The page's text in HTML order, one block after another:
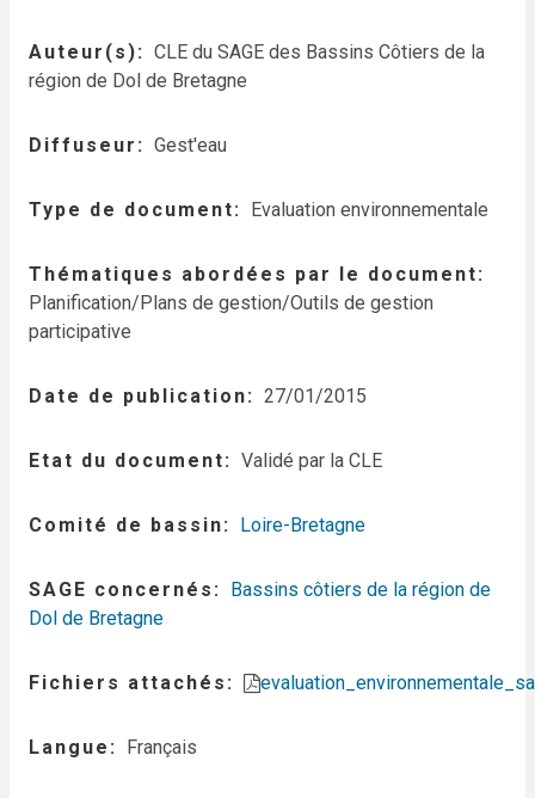
Auteur(s)
CLE du SAGE des Bassins Côtiers de la
région de Dol de Bretagne
Diffuseur Gest'eau
Type de document Evaluation environnementale
Thématiques abordées par le document
Planification/Plans de gestion/Outils de gestion
participative
Date de publication 27/01/2015
Etat du document Validé par la CLE
Comité de bassin Loire-Bretagne
SAGE concernés
Bassins côtiers de la région de
Dol de Bretagne
Fichiers attachés
Langue Français